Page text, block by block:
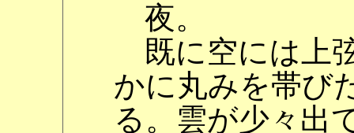
夜。
既に空には上
かに丸みを帯び
る。雲が少々出